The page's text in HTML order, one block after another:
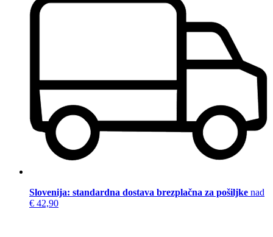
Slovenija: standardna dostava brezplačna za pošiljke nad
€ 42,90